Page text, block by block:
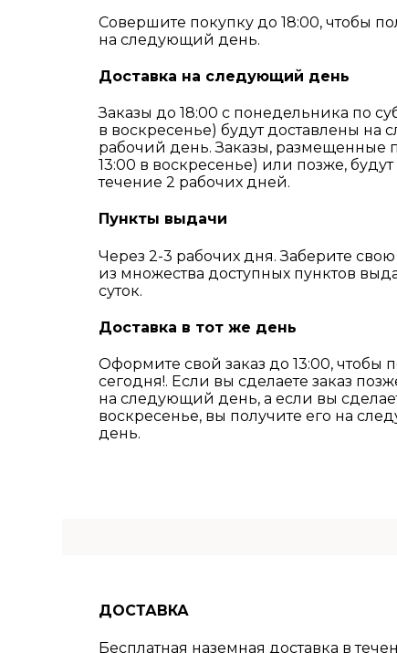
Совершите покупку до 18:00, чтобы
на следующий день.
Доставка на следующий день
Заказы до 18:00 с понедельника по
в воскресенье) будут доставлены на
рабочий день. Заказы, размещенные
13:00 в воскресенье) или позже,
течение 2 рабочих дней.
Пункты выдачи
Через 2-3 рабочих дня. Заберите
из множества доступных пунктов
суток.
Доставка в тот же день
Оформите свой заказ до 13:00, чтобы
сегодня!. Если вы сделаете заказ
на следующий день, а если вы
воскресенье, вы получите его на
день.
ДОСТАВКА
Бесплатная наземная доставка в